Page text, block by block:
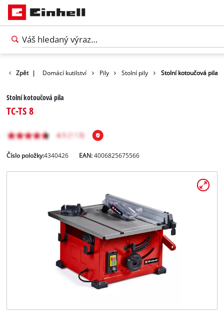
Zpět |
Produkty Domácí kutilství Pily Stolní pily Stolní kotoučová pila
Stolní kotoučová pila
TC-TS 8
Číslo položky:4340426 EAN:4006825675566